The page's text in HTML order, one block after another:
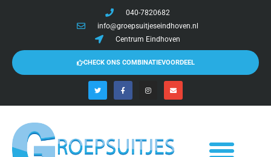
040-7820682
info@groepsuitjeseindhoven.nl
Centrum Eindhoven
CHECK ONS COMBINATIEVOORDEEL